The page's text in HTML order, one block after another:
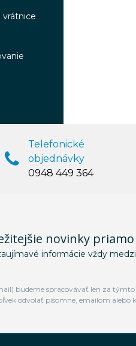
vrátnice
Telefonické
objednávky
0948 449 364
novinky
informácie vždy
budeme spracovávať len za
odvolať písomne, emailom